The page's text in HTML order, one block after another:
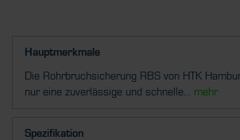
Hauptmerkmale
Die Rohrbruchsicherung RBS von HTK
nur eine zuverlässige und schnelle... mehr
Spezifikation